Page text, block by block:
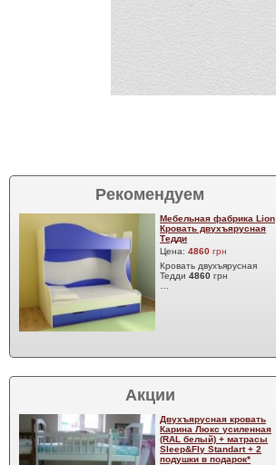
Рекомендуем
Мебельная фабрика Lion
Кровать двухъярусная
Тедди
Цена: 4860 грн
Кровать двухъярусная
Тедди 4860 грн
Акции
Двухъярусная кровать
Карина Люкс усиленная
(RAL белый) + матрасы
Sleep&Fly Standart + 2
подушки в подарок*